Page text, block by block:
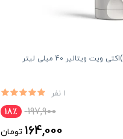
1 نفر
197,900 18٪
164,000 تومان